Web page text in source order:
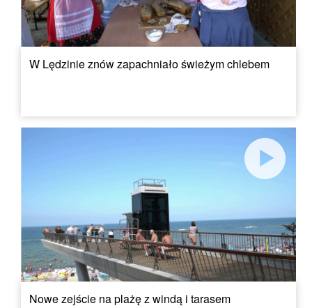
W Lędzinie znów zapachniało świeżym chlebem
Nowe zejście na plażę z windą i tarasem